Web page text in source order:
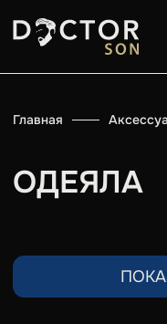
Главная
ОДЕЯЛА